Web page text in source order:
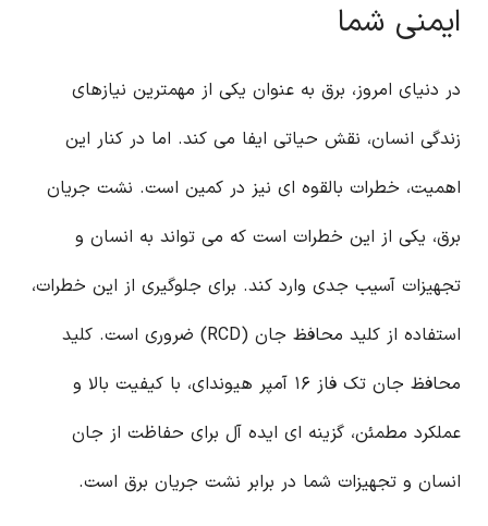
ایمنی شما
در دنیای امروز، برق به عنوان یکی از مهمترین نیازهای
زندگی انسان، نقش حیاتی ایفا می کند. اما در کنار این
اهمیت، خطرات بالقوه ای نیز در کمین است. نشت جریان
برق، یکی از این خطرات است که می تواند به انسان و
تجهیزات آسیب جدی وارد کند. برای جلوگیری از این خطرات،
استفاده از کلید محافظ جان (RCD) ضروری است. کلید
محافظ جان تک فاز ۱۶ آمپر هیوندای، با کیفیت بالا و
عملکرد مطمئن، گزینه ای ایده آل برای حفاظت از جان
انسان و تجهیزات شما در برابر نشت جریان برق است.